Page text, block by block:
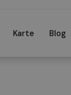
Karte Blog